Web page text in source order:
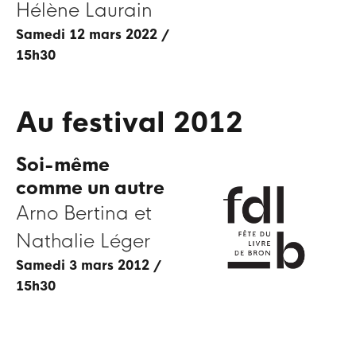
Hélène Laurain
samedi 12 mars 2022 /
15h30
Au festival 2012
Soi-même
comme un autre
Arno Bertina et
Nathalie Léger
samedi 3 mars 2012 /
15h30